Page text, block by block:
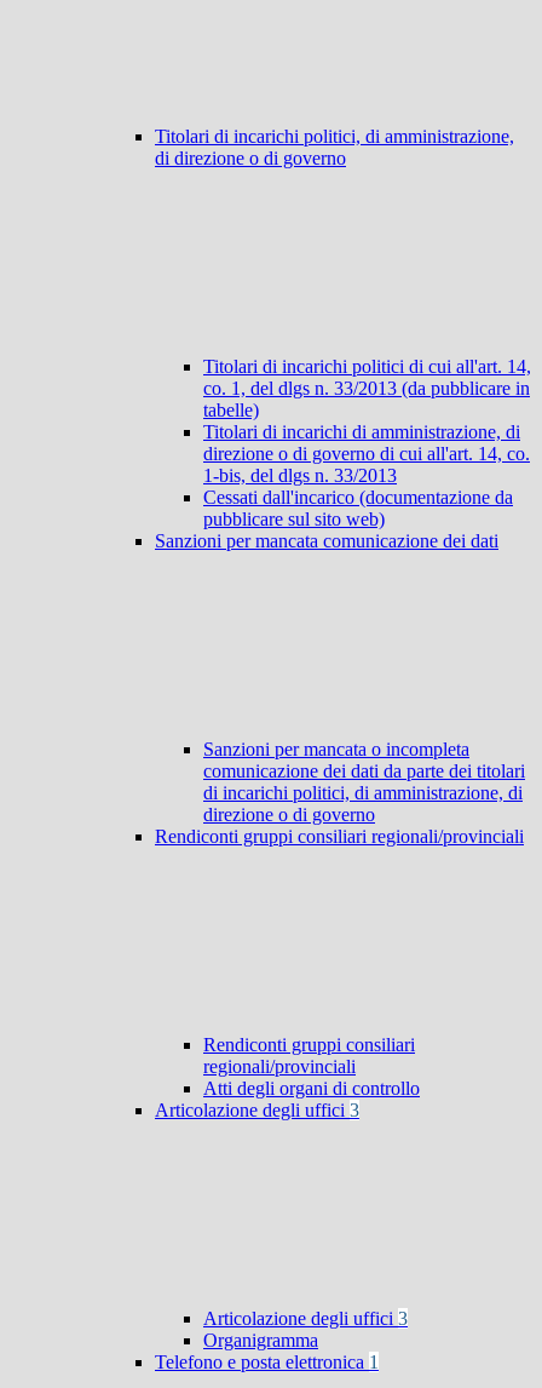
Titolari di incarichi politici, di amministrazione,
di direzione o di governo
Titolari di incarichi politici di cui all'art. 14,
co. 1, del dlgs n. 33/2013 (da pubblicare in
tabelle)
Titolari di incarichi di amministrazione, di
direzione o di governo di cui all'art. 14, co.
1-bis, del dlgs n. 33/2013
Cessati dall'incarico (documentazione da
pubblicare sul sito web)
Sanzioni per mancata comunicazione dei dati
Sanzioni per mancata o incompleta
comunicazione dei dati da parte dei titolari
di incarichi politici, di amministrazione, di
direzione o di governo
Rendiconti gruppi consiliari regionali/provinciali
Rendiconti gruppi consiliari
regionali/provinciali
Atti degli organi di controllo
Articolazione degli uffici 3
Articolazione degli uffici 3
Organigramma
Telefono e posta elettronica 1